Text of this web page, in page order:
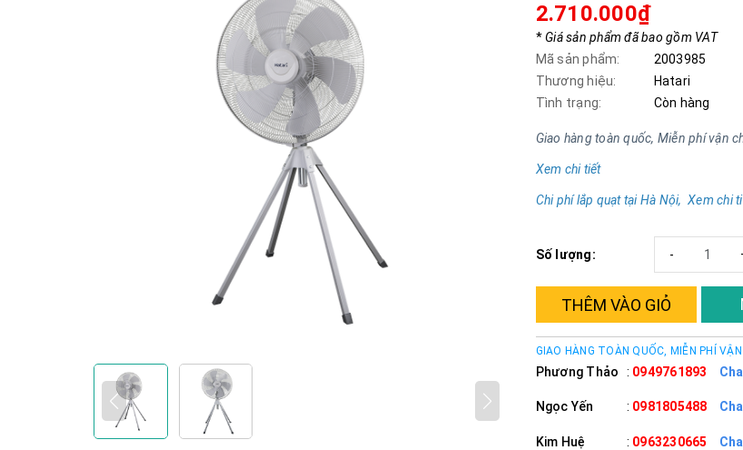
2.710.000₫
*Giá sản phẩm đã bao gồm VAT
Mã sản phẩm:
2003985
Thương hiệu:
Hatari
Tình trạng:
Còn hàng
Giao hàng toàn quốc, Miễn phí vận
Xem chi tiết
Chi phí lắp quạt tại Hà Nội, Xem chi
Số lượng: -
THÊM VÀO GIỎ
GIAO HÀNG TOÀN QUỐC, MIỄN PHÍ VẬN
Phương Thảo : 0949761893
Ngọc Yến : 0981805488
Kim Huệ : 0963230665